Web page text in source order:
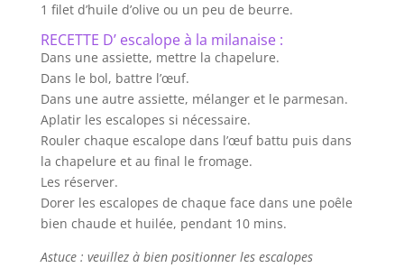
1 filet d’huile d’olive ou un peu de beurre.
RECETTE D’ escalope à la milanaise :
Dans une assiette, mettre la chapelure.
Dans le bol, battre l’œuf.
Dans une autre assiette, mélanger et le parmesan.
Aplatir les escalopes si nécessaire.
Rouler chaque escalope dans l’œuf battu puis dans
la chapelure et au final le fromage.
Les réserver.
Dorer les escalopes de chaque face dans une poêle
bien chaude et huilée, pendant 10 mins.
Astuce : veuillez à bien positionner les escalopes